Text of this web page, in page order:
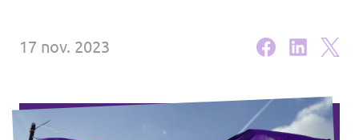
Volt Overijssel
17 nov. 2023